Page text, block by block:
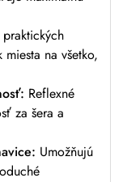
na všetko,
Reflexné
za šera a
Umožňujú